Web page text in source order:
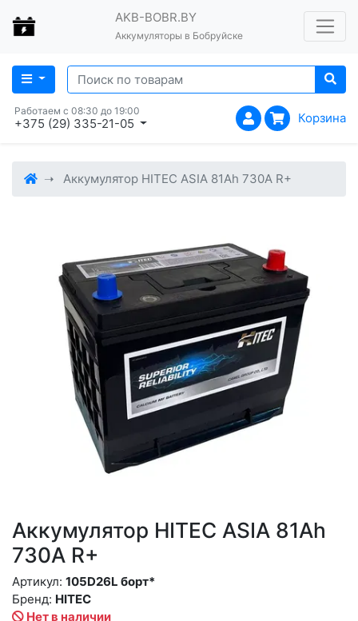
AKB-BOBR.BY
Аккумуляторы в Бобруйске
Работаем с 08:30 до 19:00
+375 (29) 335-21-05 Корзина
Аккумулятор HITEC ASIA 81Ah 730A R+
Аккумулятор HITEC ASIA 81Ah
730A R+
Нет в наличии
Бренд: HITEC
Артикул: 105D26L борт*